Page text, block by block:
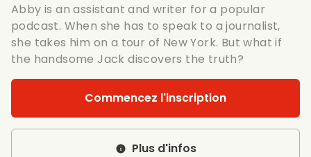
Abby is an assistant and writer for a popular
podcast. When she has to speak to a journalist,
she takes him on a tour of New York. But what if
the handsome Jack discovers the truth?
Commencez l'inscription
Plus d'infos